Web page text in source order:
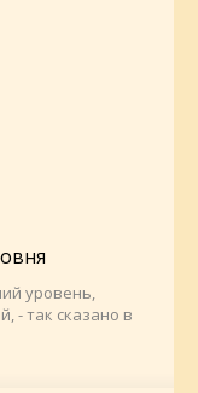
уровень,
- так сказано в